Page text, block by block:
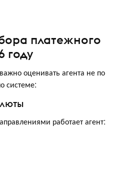
платежного
году
оценивать агента не по
системе:
работает агент: